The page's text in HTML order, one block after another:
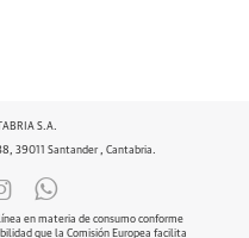
S.A.
39011 Santander , Cantabria.
en materia de consumo conforme
que la Comisión Europea facilita